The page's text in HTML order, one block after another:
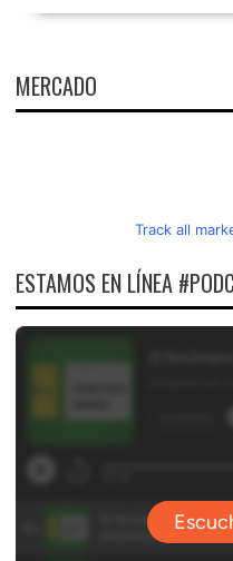
MERCADO
Track all
ESTAMOS EN LÍNEA